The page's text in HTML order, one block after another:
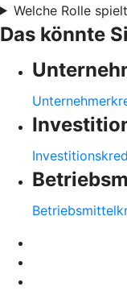
Welche Rolle
Das könnte